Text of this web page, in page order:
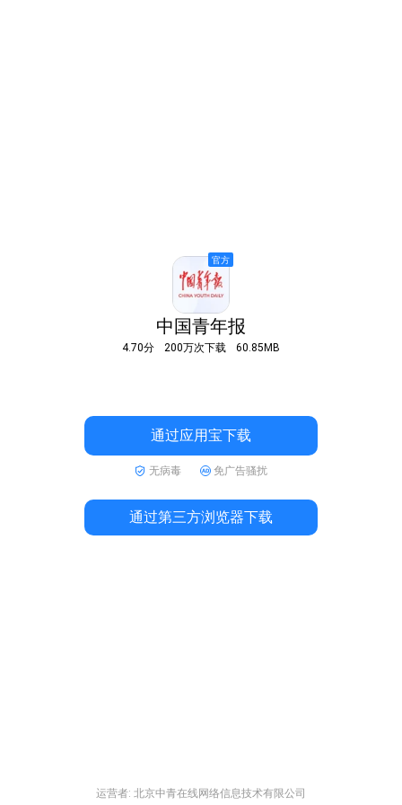
中国青年报
4.70分 200万次下载 60.85MB
通过应用宝下载
无病毒 免广告骚扰
通过第三方浏览器下载
运营者: 北京中青在线网络信息技术有限公司